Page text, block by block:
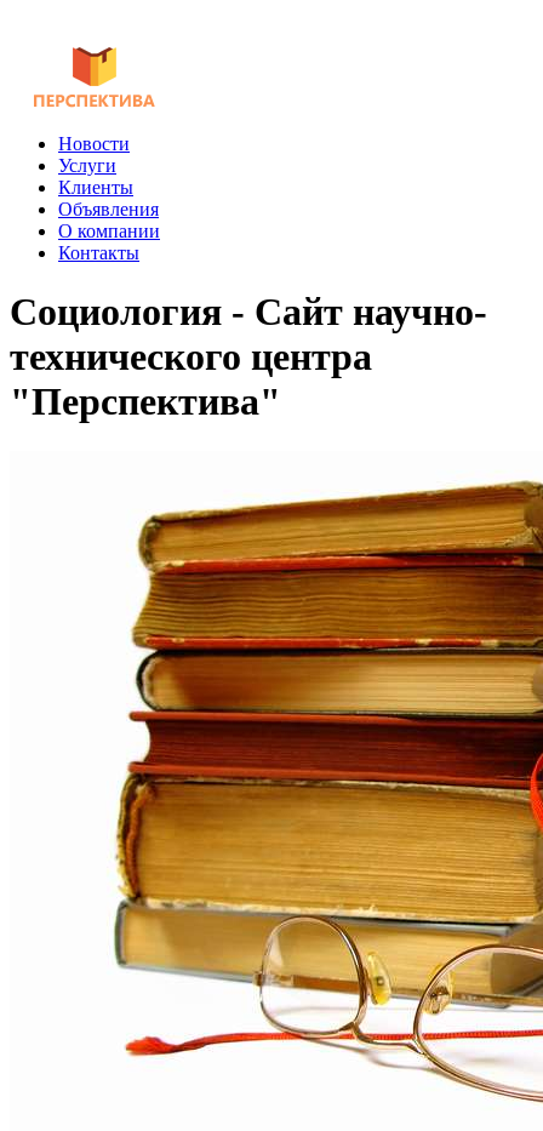
Новости
Услуги
Клиенты
Объявления
О компании
Контакты
Социология - Сайт научно-
технического центра
"Перспектива"